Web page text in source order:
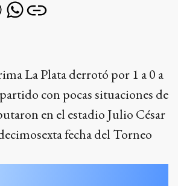
La Plata derrotó por 1 a 0 a
con pocas situaciones de
en el estadio Julio César
fecha del Torneo